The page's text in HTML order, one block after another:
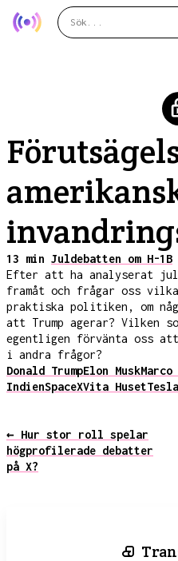
13 min Juldebatten om H-1B
Efter att ha analyserat
framåt och frågar oss
praktiska politiken, om
att Trump agerar? Vilken
egentligen förvänta oss
i andra frågor?
Donald TrumpElon Musk
IndienSpaceXVita HusetTesla
← Hur stor roll spelar
högprofilerade debatter
på X?